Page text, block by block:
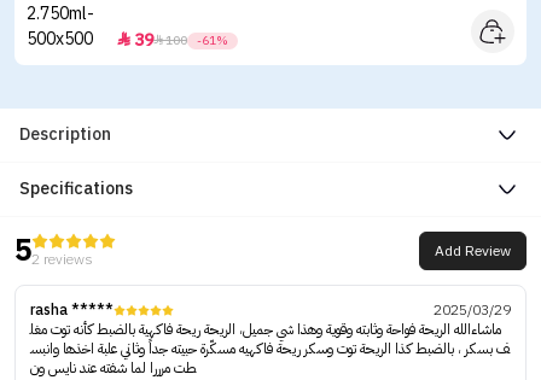
 39100 -61%
Description
Specifications
52 reviews Add Review
rasha *****
2025/03/29
ماشاءالله الريحة فواحة وثابته وقوية وهذا شي جميل، الريحة ريحة فاكهية بالضبط كأنه توت مغل
ف بسكر ، بالضبط كذا الريحة توت وسكر ريحة فاكهيه مسكّرة حبيته جداً وثاني علبة اخذها وانبس
طت مرررا لما شفته عند نايس ون